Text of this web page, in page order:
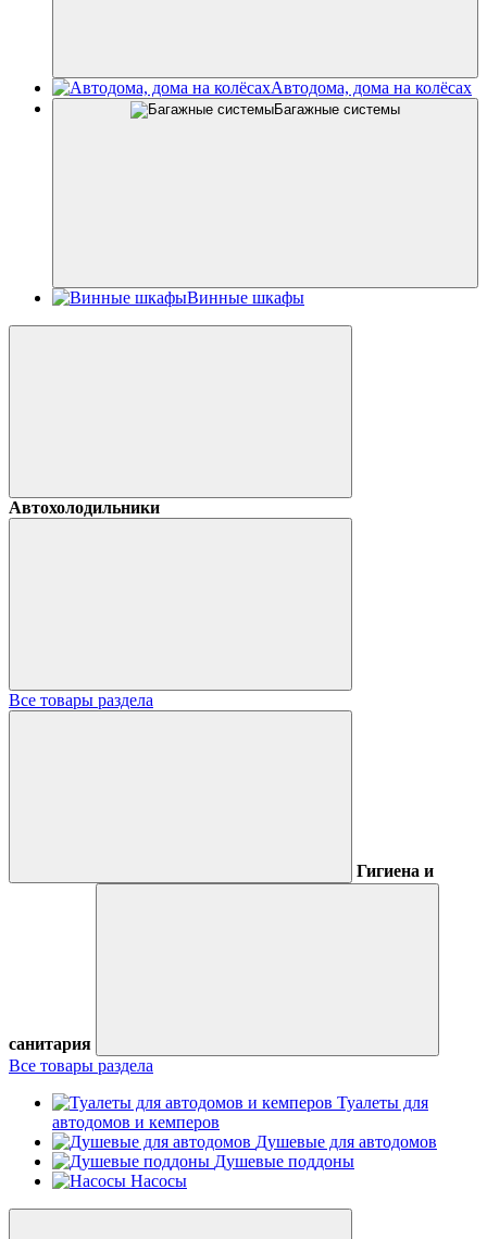
Автодома, дома на колёсах
Багажные системы
Винные шкафы
Автохолодильники
Все товары раздела
Гигиена и
санитария
Все товары раздела
Туалеты для
автодомов и кемперов
Душевые для автодомов
Душевые поддоны
Насосы